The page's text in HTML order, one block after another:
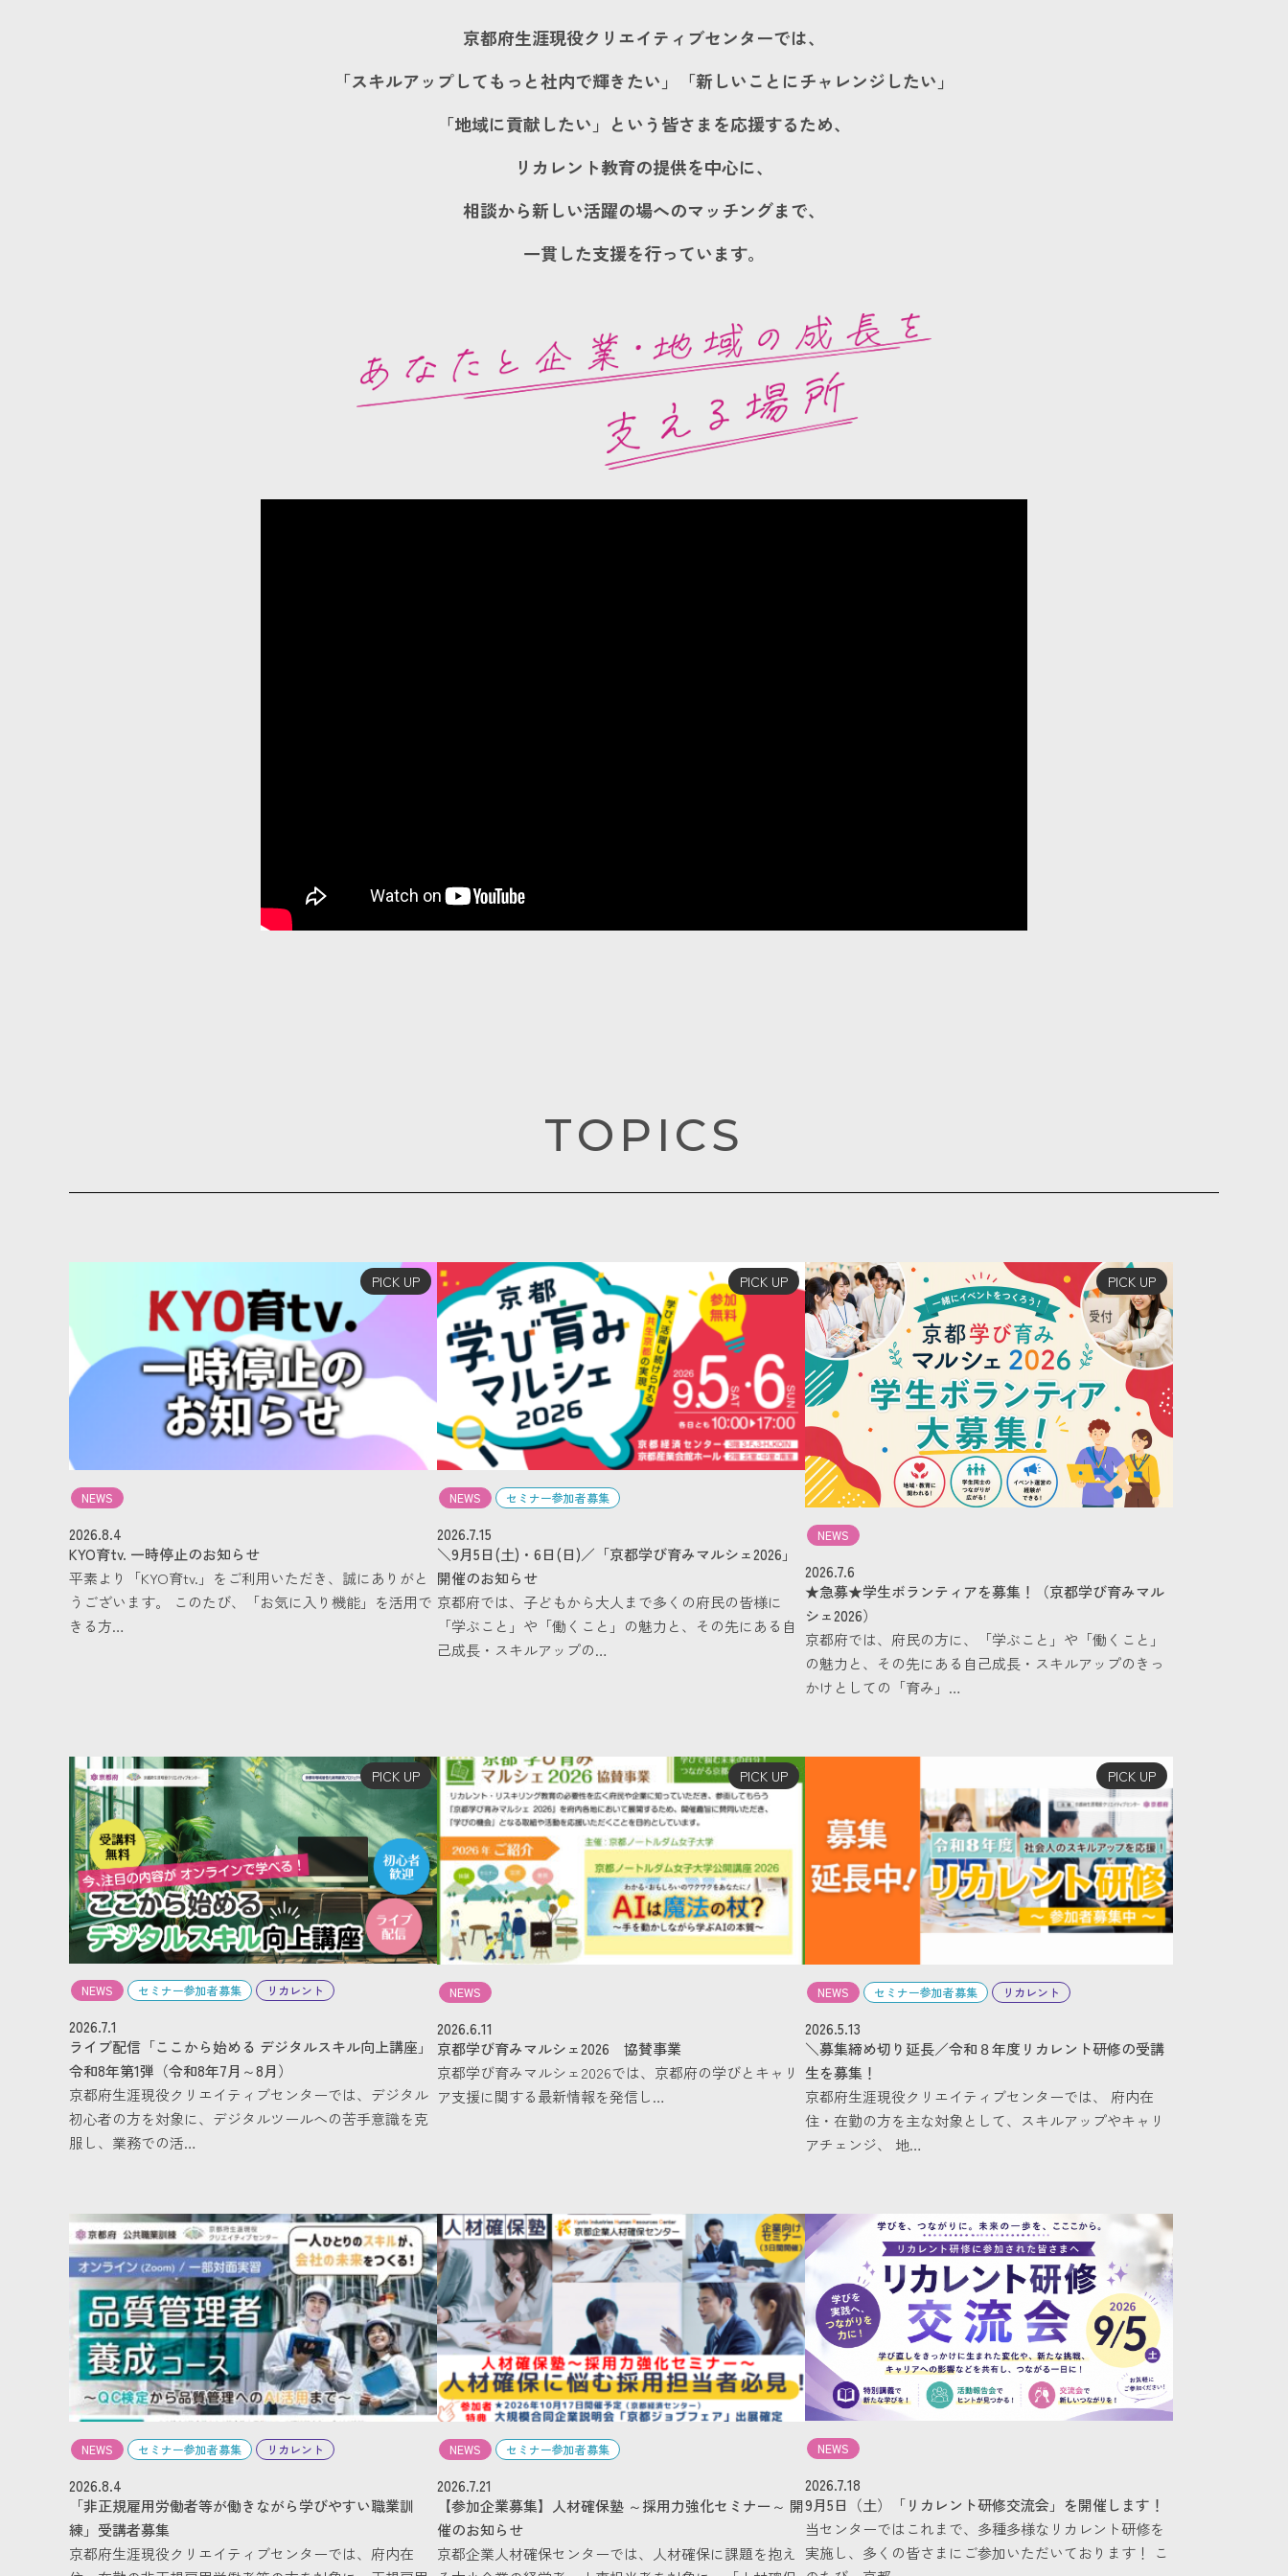
京都府生涯現役クリエイティブセンターでは、
「スキルアップしてもっと社内で輝きたい」「新しいことにチャレンジしたい」
「地域に貢献したい」という皆さまを応援するため、
リカレント教育の提供を中心に、
相談から新しい活躍の場へのマッチングまで、
一貫した支援を行っています。
TOPICS
PICK UP
NEWS
2026.8.4
KYO育tv. 一時停止のお知らせ
平素より「KYO育tv.」をご利用いただき、誠にありがと
うございます。 このたび、「お気に入り機能」を活用で
きる方…
PICK UP
NEWS セミナー参加者募集
2026.7.15
＼9月5日(土)・6日(日)／「京都学び育みマルシェ2026」
開催のお知らせ
京都府では、子どもから大人まで多くの府民の皆様に
「学ぶこと」や「働くこと」の魅力と、その先にある自
己成長・スキルアップの…
PICK UP
NEWS
2026.7.6
★急募★学生ボランティアを募集！（京都学び育みマル
シェ2026）
京都府では、府民の方に、「学ぶこと」や「働くこと」
の魅力と、その先にある自己成長・スキルアップのきっ
かけとしての「育み」…
PICK UP
NEWS セミナー参加者募集 リカレント
2026.7.1
ライブ配信「ここから始める デジタルスキル向上講座」
令和8年第1弾（令和8年7月～8月）
京都府生涯現役クリエイティブセンターでは、デジタル
初心者の方を対象に、デジタルツールへの苦手意識を克
服し、業務での活…
PICK UP
NEWS
2026.6.11
京都学び育みマルシェ2026 協賛事業
京都学び育みマルシェ2026では、京都府の学びとキャリ
ア支援に関する最新情報を発信し…
PICK UP
NEWS セミナー参加者募集 リカレント
2026.5.13
＼募集締め切り延長／令和８年度リカレント研修の受講
生を募集！
京都府生涯現役クリエイティブセンターでは、 府内在
住・在勤の方を主な対象として、スキルアップやキャリ
アチェンジ、 地…
NEWS セミナー参加者募集 リカレント
2026.8.4
「非正規雇用労働者等が働きながら学びやすい職業訓
練」受講者募集
京都府生涯現役クリエイティブセンターでは、府内在
NEWS セミナー参加者募集
2026.7.21
【参加企業募集】人材確保塾 ～採用力強化セミナー～ 開
催のお知らせ
京都企業人材確保センターでは、人材確保に課題を抱え
NEWS
2026.7.18
9月5日（土）「リカレント研修交流会」を開催します！
当センターではこれまで、多種多様なリカレント研修を
実施し、多くの皆さまにご参加いただいております！ こ